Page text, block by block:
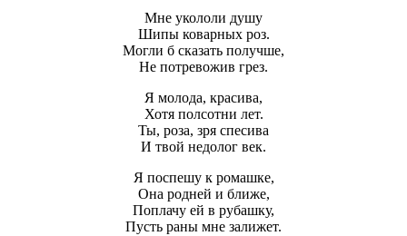
Мне укололи душу
Шипы коварных роз.
Могли б сказать получше,
Не потревожив грез.
Я молода, красива,
Хотя полсотни лет.
Ты, роза, зря спесива
И твой недолог век.
Я поспешу к ромашке,
Она родней и ближе,
Поплачу ей в рубашку,
Пусть раны мне залижет.